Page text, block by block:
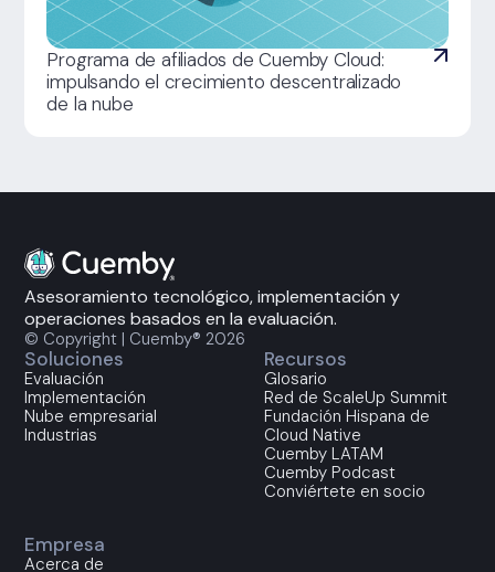
Programa de afiliados de Cuemby Cloud:
impulsando el crecimiento descentralizado
de la nube
Asesoramiento tecnológico, implementación y
operaciones basados en la evaluación.
© Copyright | Cuemby® 2026
Soluciones
Evaluación
Implementación
Nube empresarial
Industrias
Recursos
Glosario
Red de ScaleUp Summit
Fundación Hispana de
Cloud Native
Cuemby LATAM
Cuemby Podcast
Conviértete en socio
Empresa
Acerca de